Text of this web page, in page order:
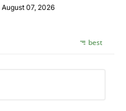
August 07, 2026